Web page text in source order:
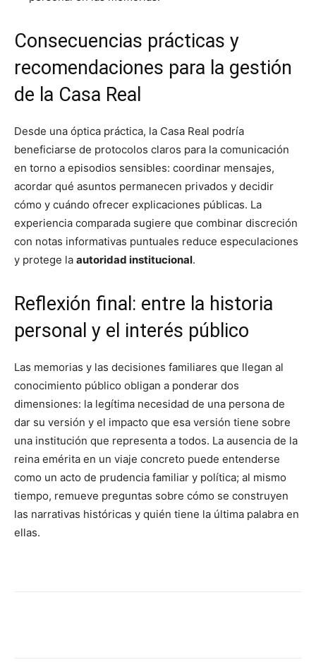
Consecuencias prácticas y
recomendaciones para la gestión
de la Casa Real
Desde una óptica práctica, la Casa Real podría
beneficiarse de protocolos claros para la comunicación
en torno a episodios sensibles: coordinar mensajes,
acordar qué asuntos permanecen privados y decidir
cómo y cuándo ofrecer explicaciones públicas. La
experiencia comparada sugiere que combinar discreción
con notas informativas puntuales reduce especulaciones
y protege la autoridad institucional.
Reflexión final: entre la historia
personal y el interés público
Las memorias y las decisiones familiares que llegan al
conocimiento público obligan a ponderar dos
dimensiones: la legítima necesidad de una persona de
dar su versión y el impacto que esa versión tiene sobre
una institución que representa a todos. La ausencia de la
reina emérita en un viaje concreto puede entenderse
como un acto de prudencia familiar y política; al mismo
tiempo, remueve preguntas sobre cómo se construyen
las narrativas históricas y quién tiene la última palabra en
ellas.